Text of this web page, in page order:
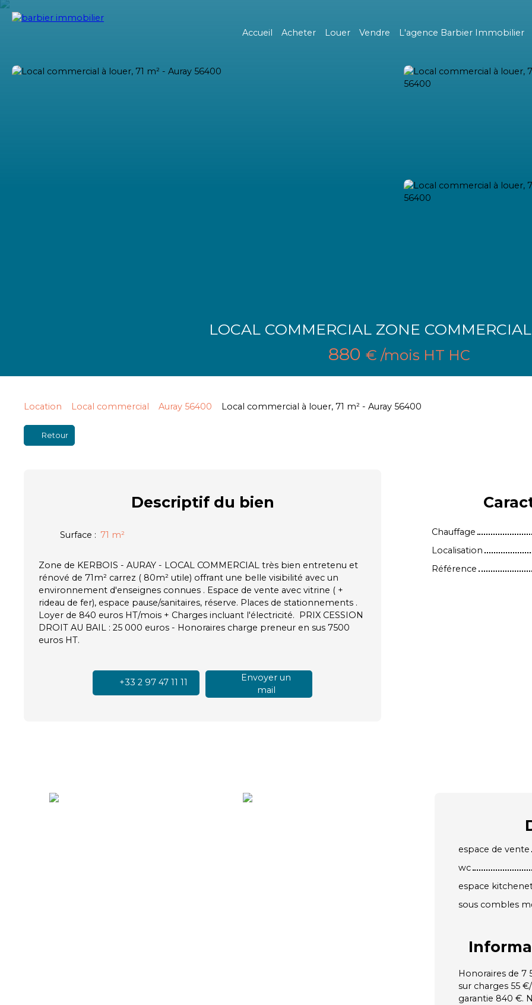
Accueil Acheter Louer Vendre L'agence Barbier Immobilier
LOCAL COMMERCIAL ZONE
880 € /mois HT HC
Location Local commercial Auray 56400 Local commercial à louer, 71 m² - Auray 56400
Retour
Descriptifdu bien
Surface : 71 m²
Zone de KERBOIS - AURAY - LOCAL COMMERCIAL très bien entretenu et
rénové de 71m² carrez ( 80m² utile) offrant une belle visibilité avec un
environnement d'enseignes connues . Espace de vente avec vitrine ( +
rideau de fer), espace pause/sanitaires, réserve. Places de stationnements .
Loyer de 840 euros HT/mois + Charges incluant l'électricité. PRIX CESSION
DROIT AU BAIL : 25 000 euros - Honoraires charge preneur en sus 7500
euros HT.
+33 2 97 47 11 11
Envoyer un
mail
Chauffage
Localisation
Référence
espace de vente
wc
espace
sous combles
Honoraires de 7
sur charges 55
garantie 840 €.